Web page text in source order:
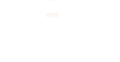
संपर्क